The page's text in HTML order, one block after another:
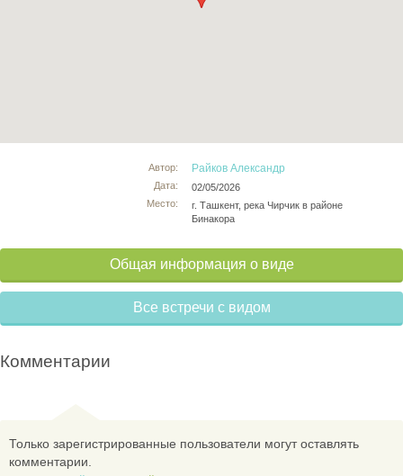
Автор:
Дата:
Место:
Райков Александр
02/05/2026
г. Ташкент, река Чирчик в районе
Бинакора
Общая информация о виде
Все встречи с видом
Комментарии
Только зарегистрированные пользователи могут оставлять
комментарии.